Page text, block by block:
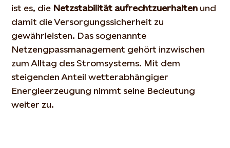
ist es, die Netzstabilität aufrechtzuerhalten und
damit die Versorgungssicherheit zu
gewährleisten. Das sogenannte
Netzengpassmanagement gehört inzwischen
zum Alltag des Stromsystems. Mit dem
steigenden Anteil wetterabhängiger
Energieerzeugung nimmt seine Bedeutung
weiter zu.